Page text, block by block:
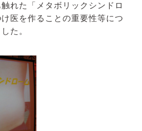
れた「メタボリックシンドロ
医を作ることの重要性等につ
た。